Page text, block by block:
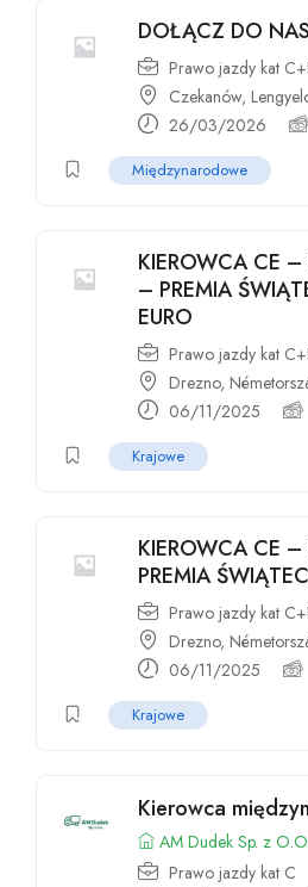
DOŁĄCZ DO
Prawo jazdy kat
Czekanów,
26/03/2026
Międzynarodowe
KIEROWCA CE
– PREMIA
EURO
Prawo jazdy kat
Drezno,
06/11/2025
Krajowe
KIEROWCA CE
PREMIA
Prawo jazdy kat
Drezno,
06/11/2025
Krajowe
Kierowca
AM Dudek Sp. z
Prawo jazdy kat C